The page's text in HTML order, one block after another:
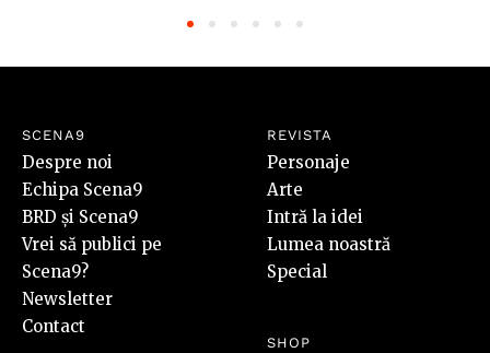
SCENA9
Despre noi
Echipa Scena9
BRD și Scena9
Vrei să publici pe
Scena9?
Newsletter
Contact
REVISTA
Personaje
Arte
Intră la idei
Lumea noastră
Special
SHOP